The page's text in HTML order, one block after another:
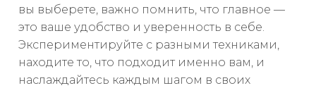
вы выберете, важно помнить, что главное —
это ваше удобство и уверенность в себе.
Экспериментируйте с разными техниками,
находите то, что подходит именно вам, и
наслаждайтесь каждым шагом в своих